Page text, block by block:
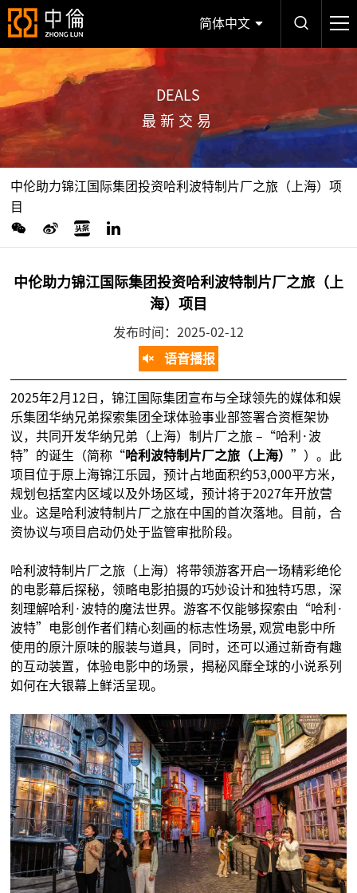
简体中文
DEALS
最新交易
中伦助力锦江国际集团投资哈利波特制片厂之旅（上海）项
目
中伦助力锦江国际集团投资哈利波特制片厂之旅（上
海）项目
发布时间：2025-02-12
语音播报
2025年2月12日，锦江国际集团宣布与全球领先的媒体和娱
乐集团华纳兄弟探索集团全球体验事业部签署合资框架协
议，共同开发华纳兄弟（上海）制片厂之旅 –“哈利·波
特”的诞生（简称“哈利波特制片厂之旅（上海）”）。此
项目位于原上海锦江乐园，预计占地面积约53,000平方米，
规划包括室内区域以及外场区域，预计将于2027年开放营
业。这是哈利波特制片厂之旅在中国的首次落地。目前，合
资协议与项目启动仍处于监管审批阶段。
哈利波特制片厂之旅（上海）将带领游客开启一场精彩绝伦
的电影幕后探秘，领略电影拍摄的巧妙设计和独特巧思，深
刻理解哈利·波特的魔法世界。游客不仅能够探索由“哈利·
波特”电影创作者们精心刻画的标志性场景, 观赏电影中所
使用的原汁原味的服装与道具，同时，还可以通过新奇有趣
的互动装置，体验电影中的场景，揭秘风靡全球的小说系列
如何在大银幕上鲜活呈现。